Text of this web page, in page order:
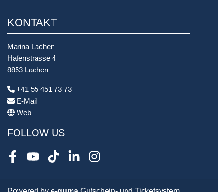
KONTAKT
Marina Lachen
Hafenstrasse 4
8853 Lachen
+41 55 451 73 73
E-Mail
Web
FOLLOW US
FacebookYoutubeTikTokLinkedInInstagram